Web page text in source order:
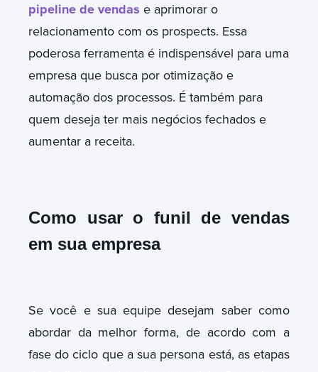
pipeline de vendas e aprimorar o
relacionamento com os prospects. Essa
poderosa ferramenta é indispensável para uma
empresa que busca por otimização e
automação dos processos. É também para
quem deseja ter mais negócios fechados e
aumentar a receita.
Como usar o funil de vendas
em sua empresa
Se você e sua equipe desejam saber como
abordar da melhor forma, de acordo com a
fase do ciclo que a sua persona está, as etapas